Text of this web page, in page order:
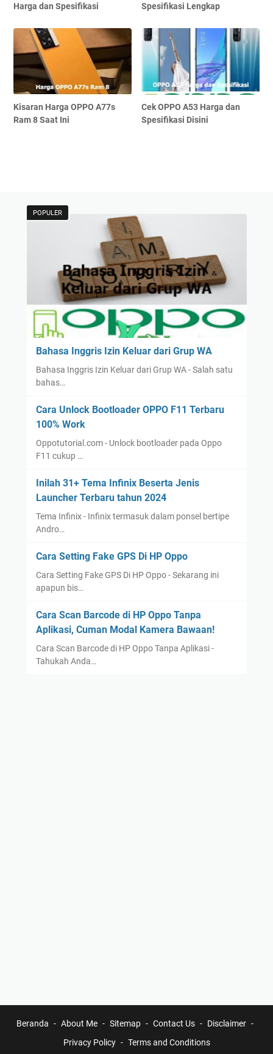
Harga dan Spesifikasi
Spesifikasi Lengkap
Kisaran Harga OPPO A77s
Ram 8 Saat Ini
Cek OPPO A53 Harga dan
Spesifikasi Disini
POPULER
Bahasa Inggris Izin Keluar dari Grup WA
Bahasa Inggris Izin Keluar dari Grup WA - Salah satu
bahas…
Cara Unlock Bootloader OPPO F11 Terbaru
100% Work
Oppotutorial.com - Unlock bootloader pada Oppo
F11 cukup …
Inilah 31+ Tema Infinix Beserta Jenis
Launcher Terbaru tahun 2024
Tema Infinix - Infinix termasuk dalam ponsel bertipe
Andro…
Cara Setting Fake GPS Di HP Oppo
Cara Setting Fake GPS Di HP Oppo - Sekarang ini
apapun bis…
Cara Scan Barcode di HP Oppo Tanpa
Aplikasi, Cuman Modal Kamera Bawaan!
Cara Scan Barcode di HP Oppo Tanpa Aplikasi -
Tahukah Anda…
Beranda About Me Sitemap Contact Us
Disclaimer
Privacy Policy
Terms and Conditions